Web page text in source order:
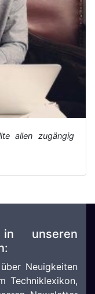
allen zugängig
unseren
Neuigkeiten
Techniklexikon,